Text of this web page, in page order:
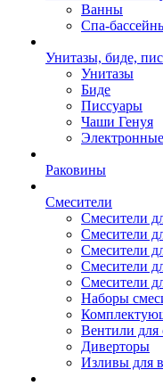
Ванны
Спа-
Унитазы, биде,
Унитазы
Биде
Писсуары
Чаши Генуя
Раковины
Смесители
Смесители
Смесители
Смесители
Смесители
Смесители
Наборы
Вентили для
Диверторы
Изливы для